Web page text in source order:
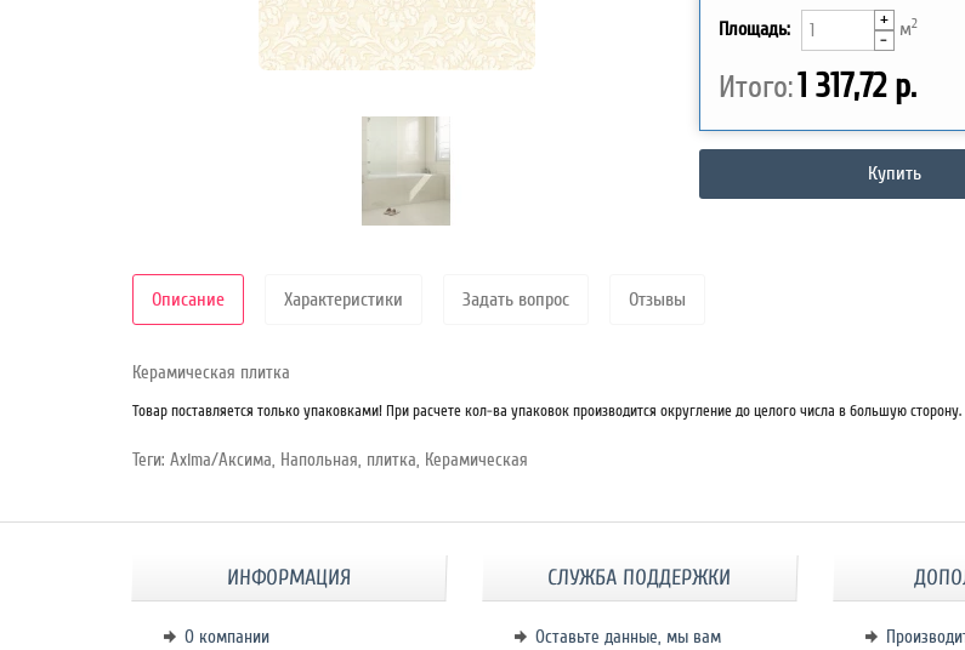
Площадь:
+
- м2
Итого:1 317,72 р.
Купить
Описание Характеристики Задать вопрос Отзывы
Керамическая плитка
Товар поставляется только упаковками! При расчете кол-ва упаковок производится округление до целого числа в большую сторону.
Теги:Axima/Аксима, Напольная, плитка, Керамическая
ИНФОРМАЦИЯ
О компании
СЛУЖБА ПОДДЕРЖКИ
Оставьте данные, мы вам